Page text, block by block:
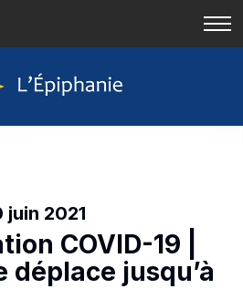
juin 2021
COVID-19 |
déplace jusqu’à